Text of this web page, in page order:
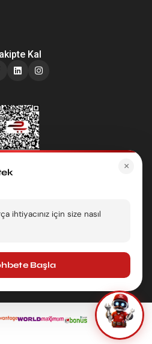
Kal
×
ihtiyacınız için size nasıl
Başla